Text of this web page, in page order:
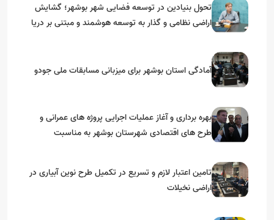
تحول بنیادین در توسعه فضایی شهر بوشهر؛ گشایش
اراضی نظامی و گذار به توسعه هوشمند و مبتنی بر دریا
آمادگی استان بوشهر برای میزبانی مسابقات ملی جودو
بهره برداری و آغاز عملیات اجرایی پروژه های عمرانی و
طرح های اقتصادی شهرستان بوشهر به مناسبت
تامین اعتبار لازم و تسریع در تکمیل طرح نوین آبیاری در
اراضی نخیلات